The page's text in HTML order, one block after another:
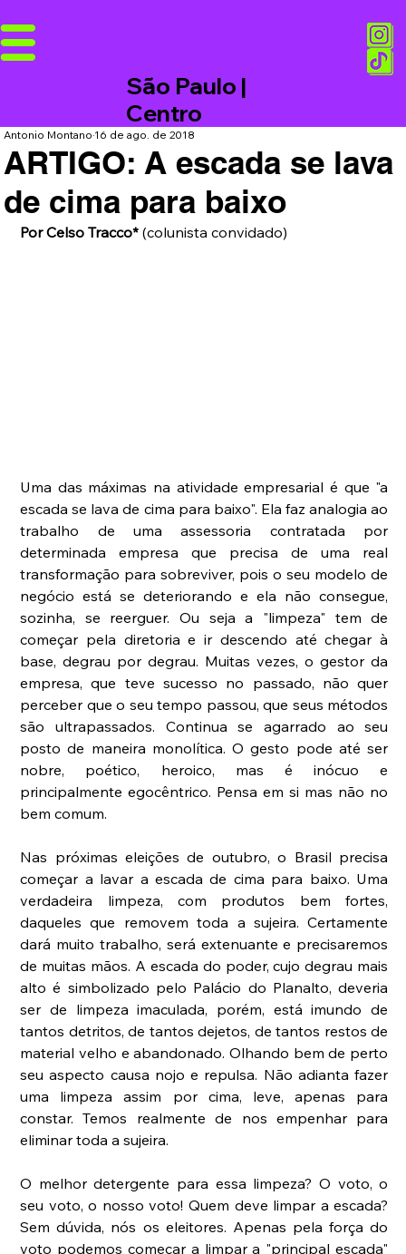
São Paulo |
Centro
ARTIGO: A escada se lava
de cima para baixo
Antonio Montano16 de ago. de 2018
Por Celso Tracco* (colunista convidado)
Uma das máximas na atividade empresarial é que "a
escada se lava de cima para baixo". Ela faz analogia ao
trabalho de uma assessoria contratada por
determinada empresa que precisa de uma real
transformação para sobreviver, pois o seu modelo de
negócio está se deteriorando e ela não consegue,
sozinha, se reerguer. Ou seja a "limpeza" tem de
começar pela diretoria e ir descendo até chegar à
base, degrau por degrau. Muitas vezes, o gestor da
empresa, que teve sucesso no passado, não quer
perceber que o seu tempo passou, que seus métodos
são ultrapassados. Continua se agarrado ao seu
posto de maneira monolítica. O gesto pode até ser
nobre, poético, heroico, mas é inócuo e
principalmente egocêntrico. Pensa em si mas não no
bem comum.
Nas próximas eleições de outubro, o Brasil precisa
começar a lavar a escada de cima para baixo. Uma
verdadeira limpeza, com produtos bem fortes,
daqueles que removem toda a sujeira. Certamente
dará muito trabalho, será extenuante e precisaremos
de muitas mãos. A escada do poder, cujo degrau mais
alto é simbolizado pelo Palácio do Planalto, deveria
ser de limpeza imaculada, porém, está imundo de
tantos detritos, de tantos dejetos, de tantos restos de
material velho e abandonado. Olhando bem de perto
seu aspecto causa nojo e repulsa. Não adianta fazer
uma limpeza assim por cima, leve, apenas para
constar. Temos realmente de nos empenhar para
eliminar toda a sujeira.
O melhor detergente para essa limpeza? O voto, o
seu voto, o nosso voto! Quem deve limpar a escada?
Sem dúvida, nós os eleitores. Apenas pela força do
voto podemos começar a limpar a "principal escada"